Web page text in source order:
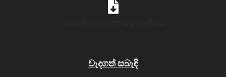
වැදගත් සබැඳි